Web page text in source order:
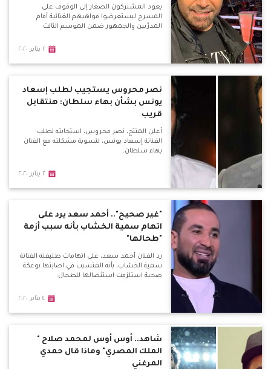
يعود المشتركون الصغار إلى الوقوف على
المسرح ليستعرضوا مواهبهم الغنائية أمام
المدرّبين والجمهور ضمن الموسم الثالث
٢ يناير ٢٠٢٠
نصر محروس يستجيب لطلب إسعاد
يونس بشأن بهاء سلطان: هنتقابل
قريب
أعلن المنتج، نصر محروس، استجابته لطلب
الفنانة إسعاد يونس، لتسوية مشكلته مع الفنان
بهاء سلطان.
٢ يناير ٢٠٢٠
"غير صحيح".. أحمد سعد يرد على
اتهام سمية الخشاب بأنه سبب أزمة
"طحالها"
رد الفنان أحمد سعد، على اتهامات طليقته الفنانة
سمية الخشاب، بأنه المتسبب في اصابتها بوعكة
صحية استلزمت استئصالها للطحال.
٤ يناير ٢٠٢٠
شاهد.. أوس أوس لمحمد صلاح "
الملك المصري" وماذا قال حمدي
المرغني